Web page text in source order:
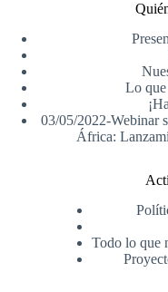
Lo que
03/05/2022-Webinar
África:
Todo lo que